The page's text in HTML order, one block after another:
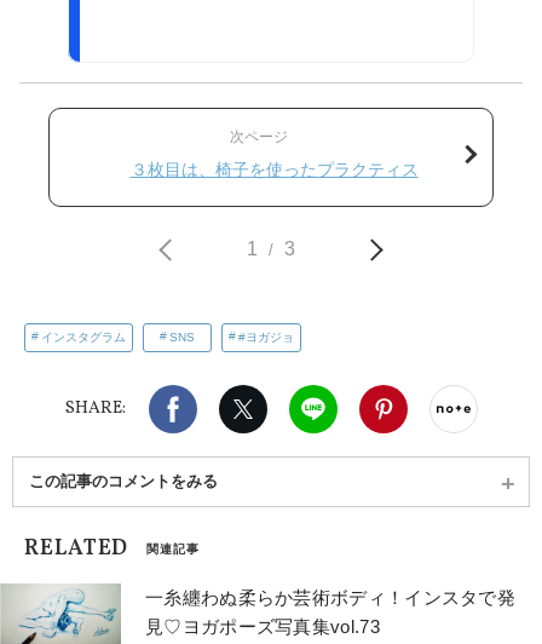
次ページ
３枚目は、椅子を使ったプラクティス
1 / 3
インスタグラム SNS #ヨガジョ
SHARE:
Facebook X（旧twitter）
LINE Pinterest
この記事のコメントをみる
RELATED 関連記事
一糸纏わぬ柔らか芸術ボディ！インスタで発
見♡ヨガポーズ写真集vol.73